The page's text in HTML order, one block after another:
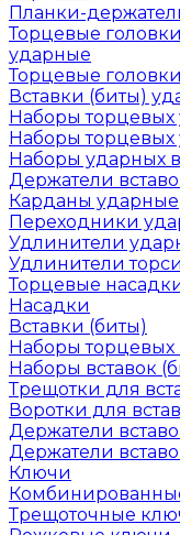
Планки-
Торцевые
ударные
Торцевые
Вставки (биты)
Наборы торцевых
Наборы торцевых
Наборы ударных
Держатели
Карданы ударные
Переходники
Удлинители
Удлинители
Торцевые
Насадки
Вставки (биты)
Наборы торцевых
Наборы вставок
Трещотки для
Воротки для
Держатели
Держатели
Ключи
Трещоточные